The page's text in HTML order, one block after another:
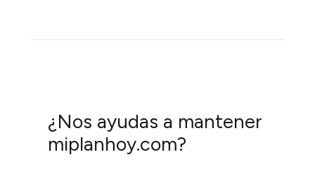
¿Nos ayudas a mantener
miplanhoy.com?